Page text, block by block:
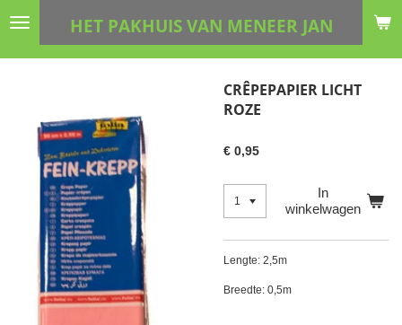
Ga
HET PAKHUIS VAN MENEER JAN
CRÊPEPAPIER LICHT
ROZE
€ 0,95
In
winkelwagen
Lengte: 2,5m
Breedte: 0,5m